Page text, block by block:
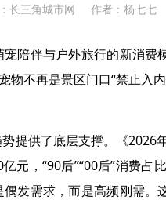
长三角城市网 作者：杨七七
伴与户外旅行的新消费
物不再是景区门口“禁止入
供了底层支撑。《2026
元，“90后”“00后”消费占
发需求，而是高频刚需。